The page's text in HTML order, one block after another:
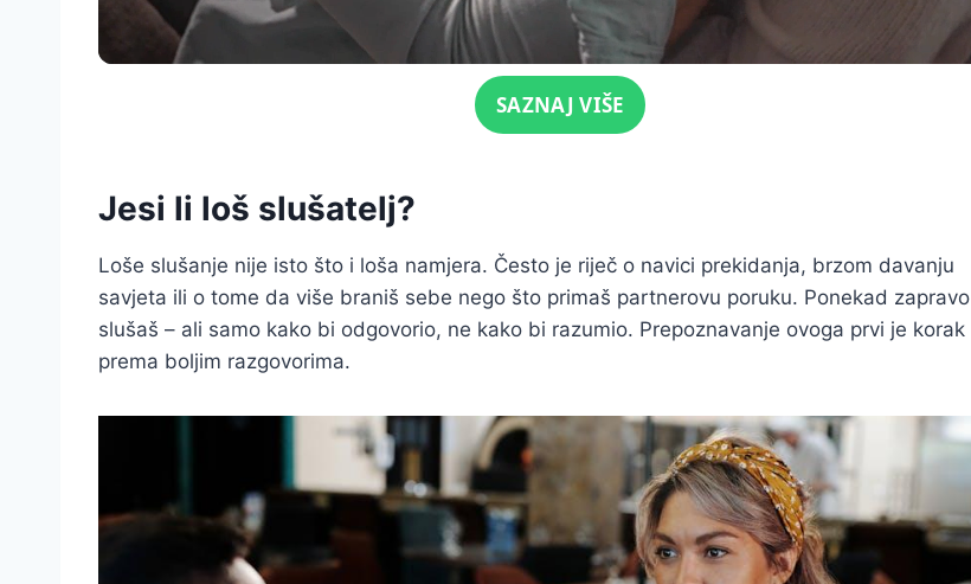
SAZNAJ VIŠE
Jesi li loš slušatelj?
Loše slušanje nije isto što i loša namjera. Često je riječ o navici prekidanja, brzom davanju
savjeta ili o tome da više braniš sebe nego što primaš partnerovu poruku. Ponekad zapravo
slušaš – ali samo kako bi odgovorio, ne kako bi razumio. Prepoznavanje ovoga prvi je korak
prema boljim razgovorima.